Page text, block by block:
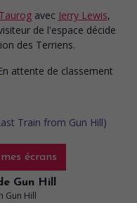
avec Jerry Lewis,
de l'espace décide
des Terriens.
écrans
Gun Hill
Gun Hill